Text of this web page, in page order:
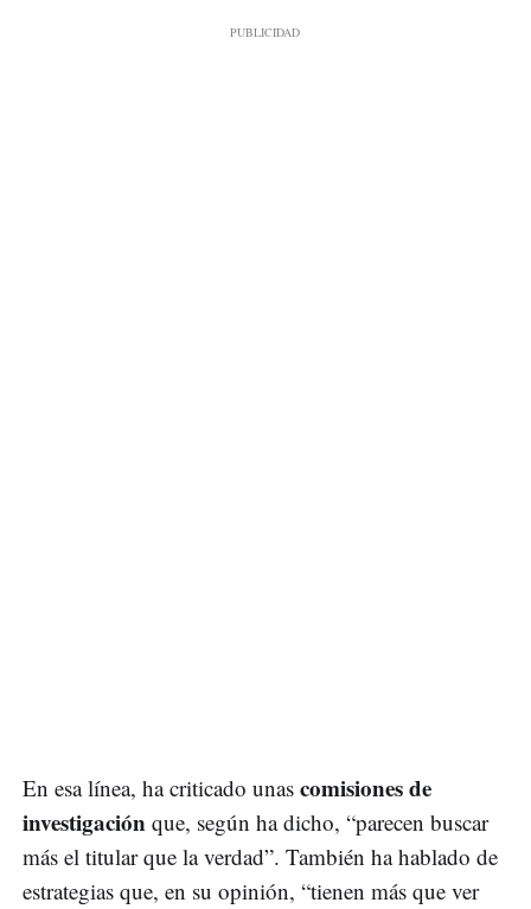
En esa línea, ha criticado unas comisiones de
investigación que, según ha dicho, “parecen buscar
más el titular que la verdad”. También ha hablado de
estrategias que, en su opinión, “tienen más que ver